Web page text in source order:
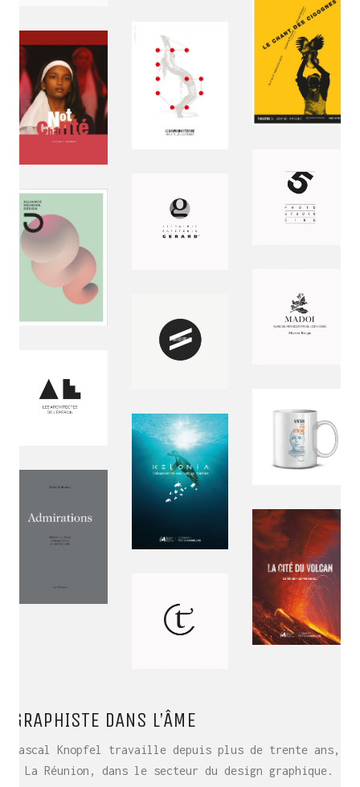
GRAPHISTE DANS L’ÂME
Pascal Knopfel travaille depuis plus de trente ans,
à La Réunion, dans le secteur du design graphique.